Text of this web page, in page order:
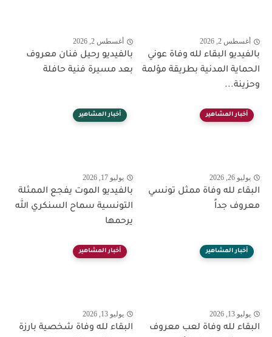
أغسطس 2, 2026
بالفيديو البقاء لله وفاة عوني
الحماية المدنية بطريقة مؤلمة
وحزينة...
أغسطس 2, 2026
بالفيديو رحيل فنان معروف
بعد مسيرة فنية حافلة
أخبار المشاهير
يوليو 26, 2026
البقاء لله وفاة ممثل تونسي
معروف جداً
أخبار المشاهير
يوليو 17, 2026
بالفيديو الموت يفجع الممثلة
التونسية سماح السنكري الله
يرحمها
أخبار المشاهير
يوليو 13, 2026
البقاء لله وفاة لعب معروف
أخبار المشاهير
يوليو 13, 2026
البقاء لله وفاة شخصية بارزة